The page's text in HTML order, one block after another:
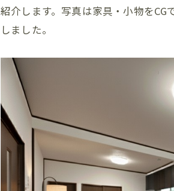
紹介します。写真は家具・小物を
しました。